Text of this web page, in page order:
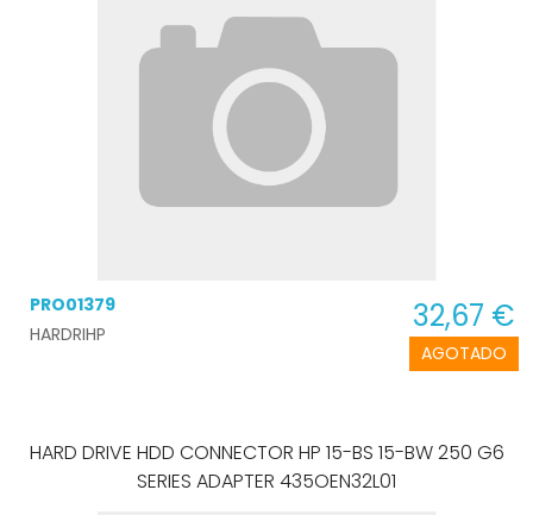
AGOTADO
PRO01379
HARDRIHP
32,67 €
HARD DRIVE HDD CONNECTOR HP 15-BS 15-BW 250 G6
SERIES ADAPTER 435OEN32L01